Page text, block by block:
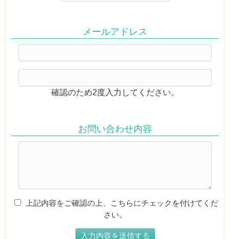
メールアドレス
確認のため2度入力してください。
お問い合わせ内容
上記内容をご確認の上、こちらにチェックを付けてくだ
さい。